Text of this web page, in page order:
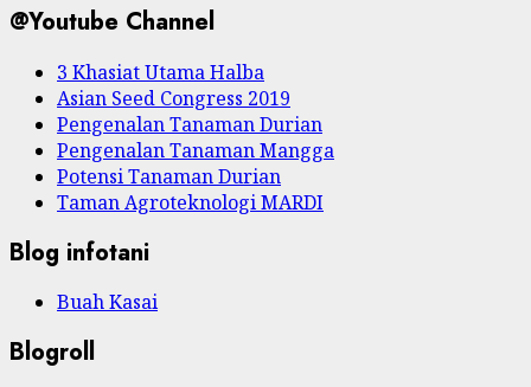
@Youtube Channel
3 Khasiat Utama Halba
Asian Seed Congress 2019
Pengenalan Tanaman Durian
Pengenalan Tanaman Mangga
Potensi Tanaman Durian
Taman Agroteknologi MARDI
Blog infotani
Buah Kasai
Blogroll